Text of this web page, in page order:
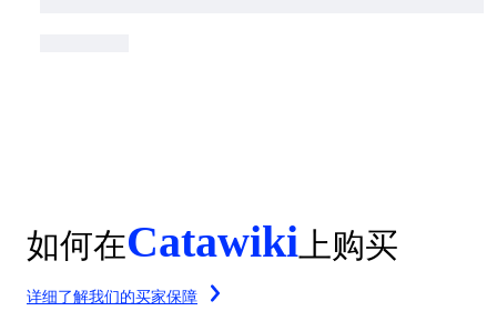
如何在Catawiki 上购买
详细了解我们的买家保障